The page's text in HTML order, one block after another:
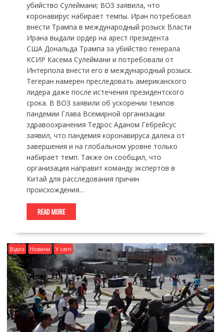
убийство Сулеймани; ВОЗ заявила, что
коронавирус набирает темпы. Иран потребовал
внести Трампа в международный розыск Власти
Ирана выдали ордер на арест президента
США Дональда Трампа за убийство генерала
КСИР Касема Сулеймани и потребовали от
Интерпола внести его в международный розыск.
Тегеран намерен преследовать американского
лидера даже после истечения президентского
срока. В ВОЗ заявили об ускорении темпов
пандемии Глава Всемирной организации
здравоохранения Тедрос Аданом Гебрейсус
заявил, что пандемия коронавируса далека от
завершения и на глобальном уровне только
набирает темп. Также он сообщил, что
организация направит команду экспертов в
Китай для расследования причин
происхождения…
READ MORE
Відео Новини У світі